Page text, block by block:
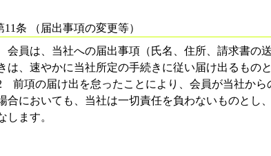
11条 （届出事項の変更等）
会員は、当社への届出事項（氏名、住所、請求書の
は、速やかに当社所定の手続きに従い届け出るものと
前項の届け出を怠ったことにより、会員が当社から
合においても、当社は一切責任を負わないものとし
します。